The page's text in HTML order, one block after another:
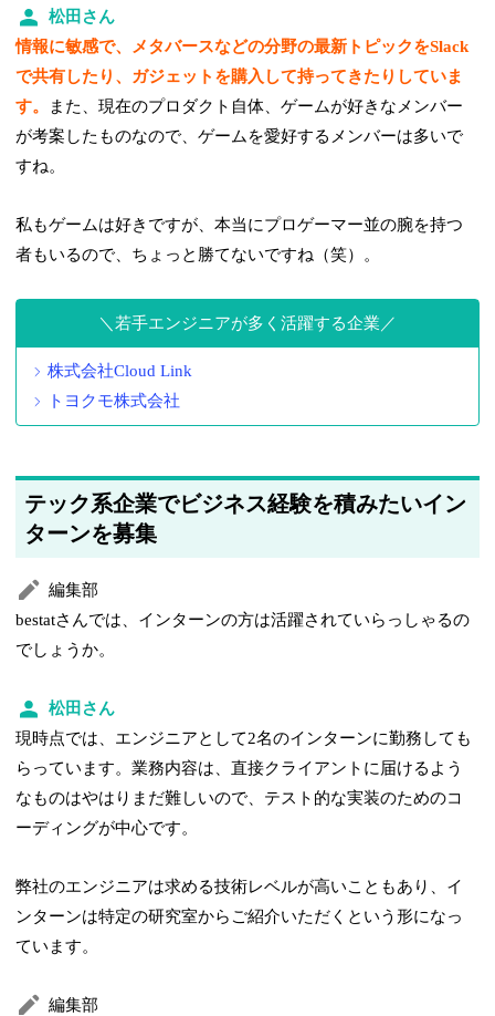
松田さん
情報に敏感で、メタバースなどの分野の最新トピックをSlack
で共有したり、ガジェットを購入して持ってきたりしていま
す。
また、現在のプロダクト自体、ゲームが好きなメンバー
が考案したものなので、ゲームを愛好するメンバーは多いで
すね。
私もゲームは好きですが、本当にプロゲーマー並の腕を持つ
者もいるので、ちょっと勝てないですね（笑）。
若手エンジニアが多く活躍する企業
株式会社Cloud Link
トヨクモ株式会社
テック系企業でビジネス経験を積みたいイン
ターンを募集
編集部
bestatさんでは、インターンの方は活躍されていらっしゃるの
でしょうか。
松田さん
現時点では、エンジニアとして2名のインターンに勤務しても
らっています。業務内容は、直接クライアントに届けるよう
なものはやはりまだ難しいので、テスト的な実装のためのコ
ーディングが中心です。
弊社のエンジニアは求める技術レベルが高いこともあり、イ
ンターンは特定の研究室からご紹介いただくという形になっ
ています。
編集部